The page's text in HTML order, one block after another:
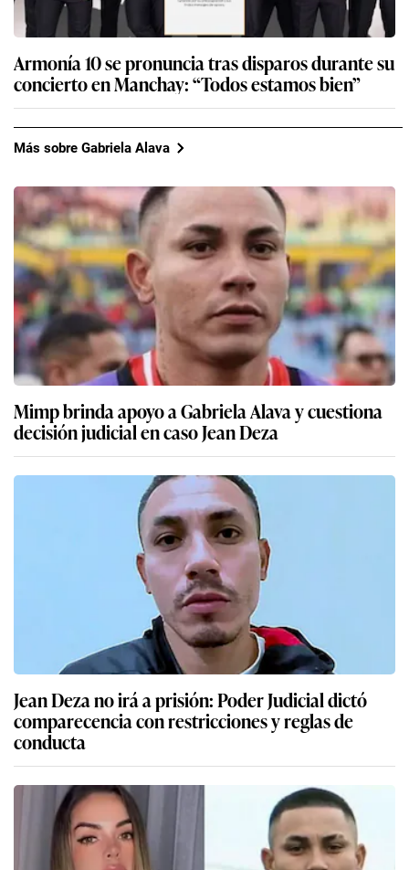
Armonía 10 se pronuncia tras disparos durante su
concierto en Manchay: “Todos estamos bien”
Más sobre Gabriela Alava
Mimp brinda apoyo a Gabriela Alava y cuestiona
decisión judicial en caso Jean Deza
Jean Deza no irá a prisión: Poder Judicial dictó
comparecencia con restricciones y reglas de
conducta